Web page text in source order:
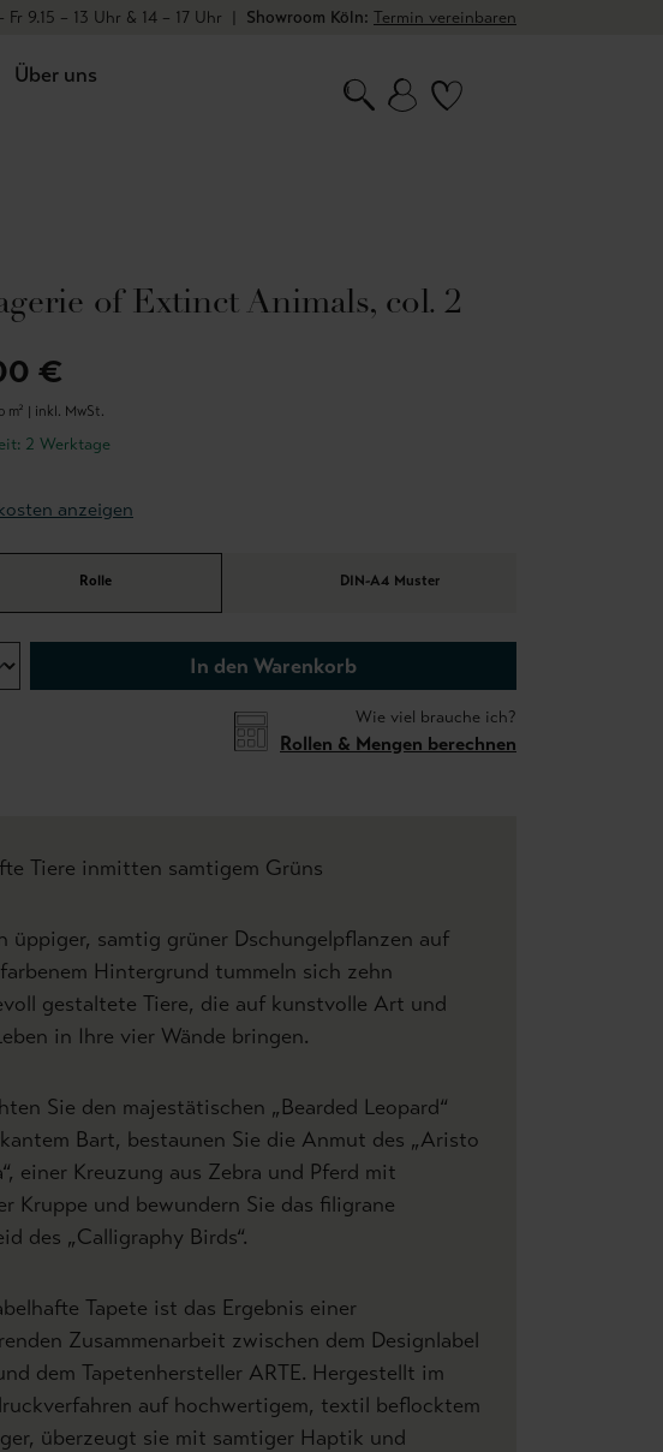
Fr 9.15 – 13 Uhr & 14 – 17 Uhr | Showroom Köln: Termin vereinbaren
Über uns
of Extinct Animals, col. 2
€
m² | inkl. MwSt.
2 Werktage
anzeigen
Rolle DIN-A4 Muster
In den Warenkorb
Wie viel brauche ich?
Rollen & Mengen berechnen
Tiere inmitten samtigem Grüns
üppiger, samtig grüner Dschungelpflanzen auf
Hintergrund tummeln sich zehn
gestaltete Tiere, die auf kunstvolle Art und
in Ihre vier Wände bringen.
Sie den majestätischen „Bearded Leopard“
Bart, bestaunen Sie die Anmut des „Aristo
einer Kreuzung aus Zebra und Pferd mit
Kruppe und bewundern Sie das filigrane
des „Calligraphy Birds“.
Tapete ist das Ergebnis einer
Zusammenarbeit zwischen dem Designlabel
dem Tapetenhersteller ARTE. Hergestellt im
auf hochwertigem, textil beflocktem
überzeugt sie mit samtiger Haptik und